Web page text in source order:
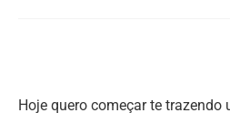
Hoje quero começar te